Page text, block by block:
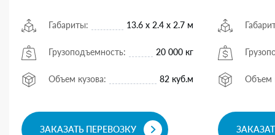
Габариты: 13.6 х 2.4 х 2.7 м
Грузоподъемность: 20 000 кг
Объем кузова: 82 куб.м
ЗАКАЗАТЬ ПЕРЕВОЗКУ
Объем